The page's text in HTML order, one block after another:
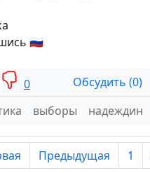
🇷🇺
0
Обсудить (0)
выборы надеждин
Предыдущая 1